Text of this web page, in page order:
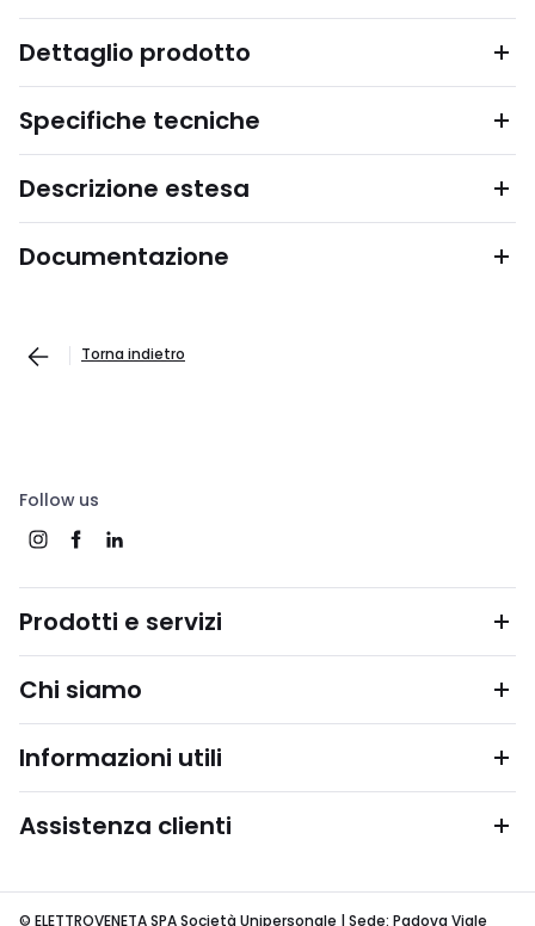
Dettaglio prodotto
Specifiche tecniche
Descrizione estesa
Documentazione
Torna indietro
Follow us
Prodotti e servizi
Chi siamo
Informazioni utili
Assistenza clienti
© ELETTROVENETA SPA Società Unipersonale | Sede: Padova Viale